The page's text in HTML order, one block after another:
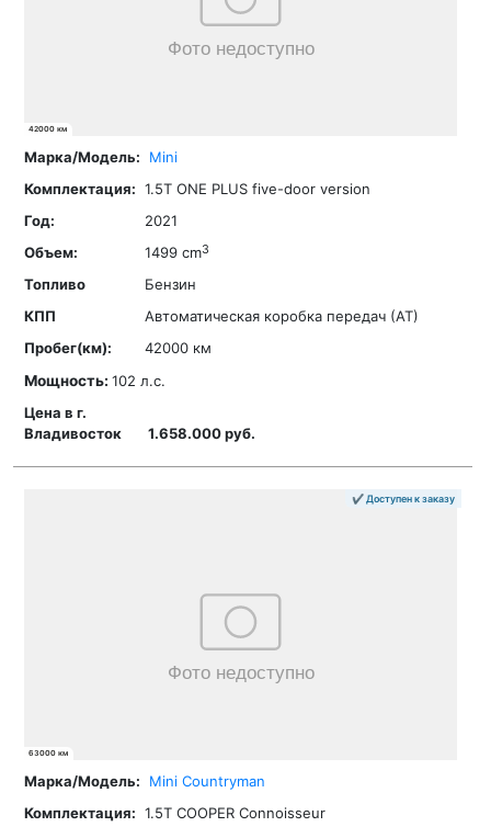
42000 км
Mini
1.5T ONE PLUS five-door version
2021
1499 cm3
Бензин
Автоматическая коробка передач (АТ)
42000 км
Мощность:102 л.с.
1.658.000 руб.
✔ Доступен к заказу
63000 км
MiniCountryman
1.5T COOPER Connoisseur